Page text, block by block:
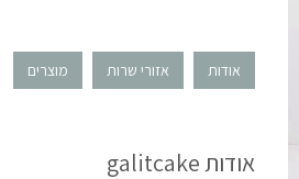
אודות אזורי שרות מוצרים
אודות galitcake